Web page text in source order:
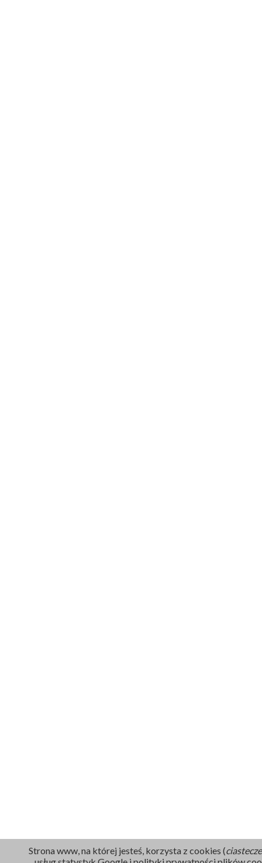
Strona www, na której jesteś, korzysta z cookies (